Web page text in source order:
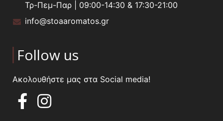
Τρ-Πεμ-Παρ | 09:00-14:30 & 17:30-21:00
info@stoaaromatos.gr
Follow us
Ακολουθήστε μας στα Social media!